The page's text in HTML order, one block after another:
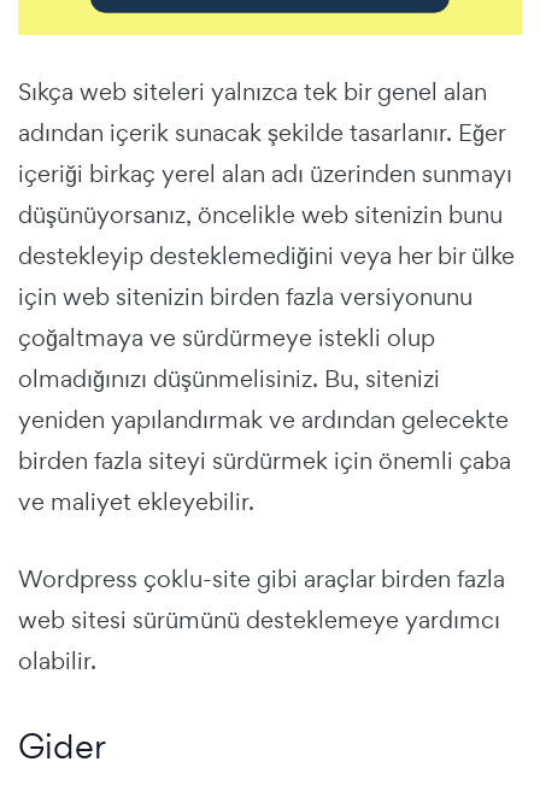
Sıkça web siteleri yalnızca tek bir genel alan
adından içerik sunacak şekilde tasarlanır. Eğer
içeriği birkaç yerel alan adı üzerinden sunmayı
düşünüyorsanız, öncelikle web sitenizin bunu
destekleyip desteklemediğini veya her bir ülke
için web sitenizin birden fazla versiyonunu
çoğaltmaya ve sürdürmeye istekli olup
olmadığınızı düşünmelisiniz. Bu, sitenizi
yeniden yapılandırmak ve ardından gelecekte
birden fazla siteyi sürdürmek için önemli çaba
ve maliyet ekleyebilir.
Wordpress çoklu-site gibi araçlar birden fazla
web sitesi sürümünü desteklemeye yardımcı
olabilir.
Gider